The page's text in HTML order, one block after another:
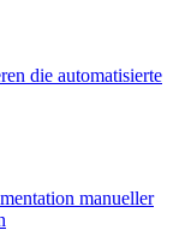
die automatisierte
manueller